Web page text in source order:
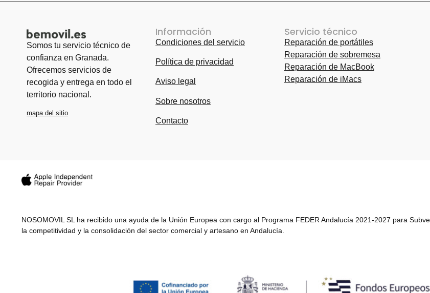
Somos tu servicio técnico de
confianza en Granada.
Ofrecemos servicios de
recogida y entrega en todo el
territorio nacional.
mapa del sitio
Información
Condiciones del servicio
Política de privacidad
Aviso legal
Sobre nosotros
Contacto
Servicio técnico
Reparación de portátiles
Reparación de sobremesa
Reparación de MacBook
Reparación de iMacs
NOSOMOVIL SL ha recibido una ayuda de la Unión Europea con cargo al Programa FEDER Andalucía 2021-2027 para
la competitividad y la consolidación del sector comercial y artesano en Andalucía.